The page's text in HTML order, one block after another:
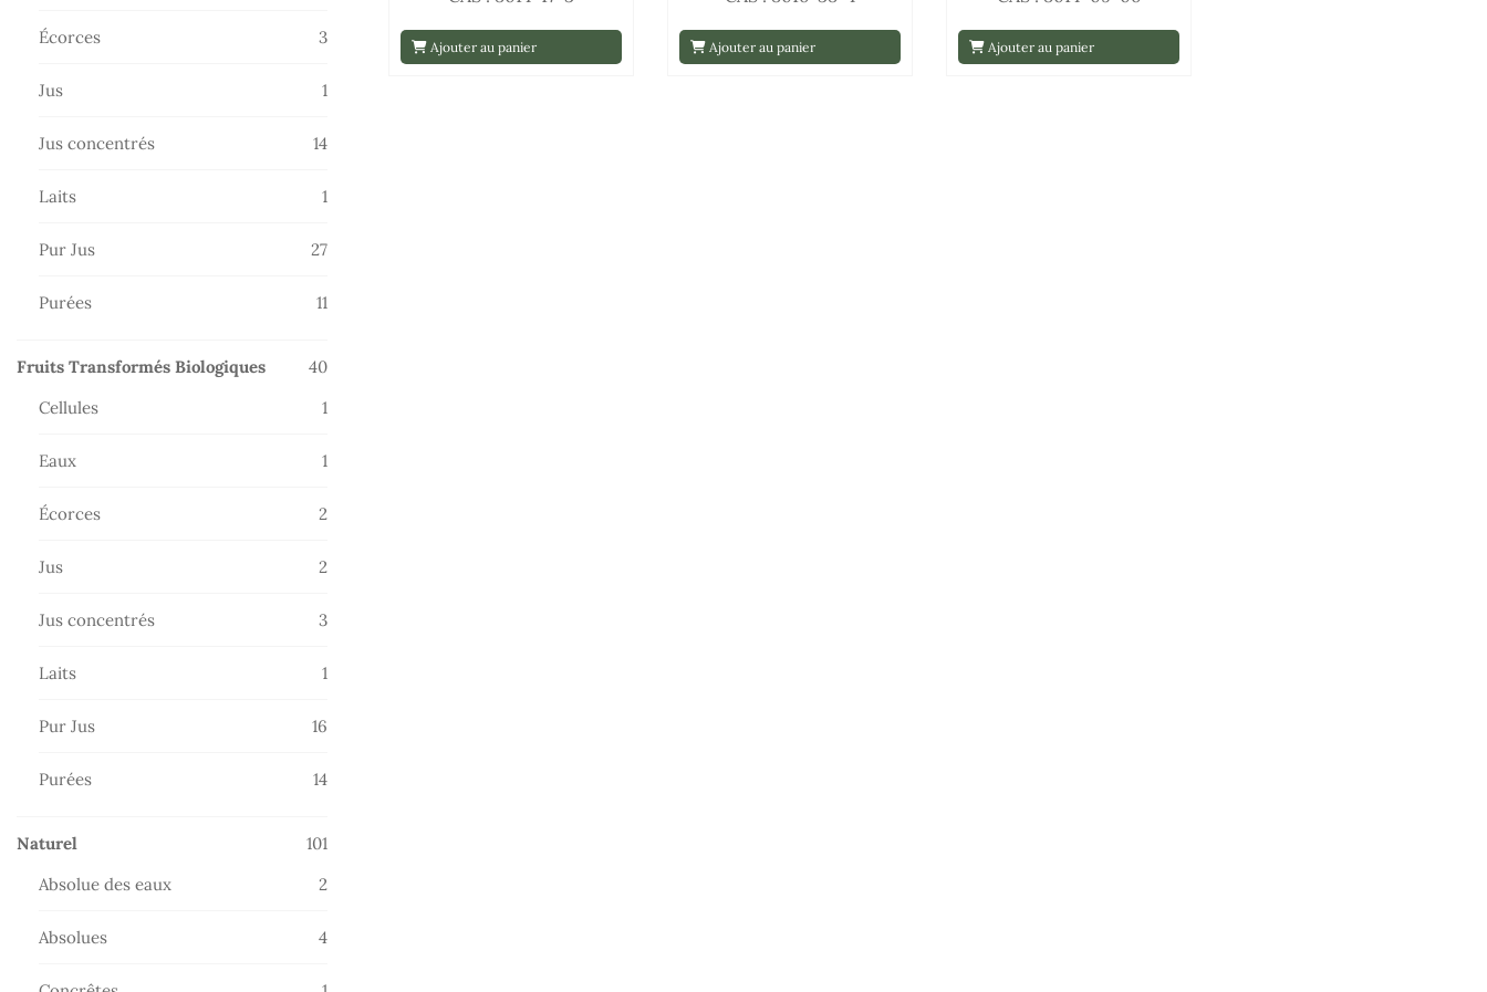
Écorces
33
Jus
1
Jus concentrés
1414
Laits
1
Pur Jus
2727
Purées
11
Fruits Transformés Biologiques
4040
Cellules 1
Eaux
1
Écorces
2
Jus
2
Jus concentrés
33
Laits
1
Pur Jus
16
Purées
1414
Naturel
101
Absolue des eaux 2
Absolues
44
Ajouter au panier Ajouter au panier Ajouter au panier